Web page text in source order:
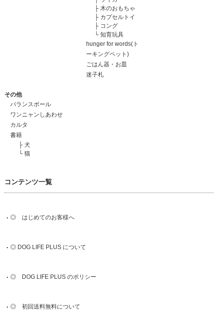
├ 木のおもちゃ
├ カプセルトイ
├ コング
└ 知育玩具
hunger for words(ト
ーキングペット)
ごはん器・お皿
迷子札
その他
バランスボール
ワンニャンしあわせ
カルタ
書籍
├ 犬
└ 猫
コンテンツ一覧
◎ はじめてのお客様へ
◎ DOG LIFE PLUS について
◎ DOG LIFE PLUS のポリシー
◎ 初回送料無料について